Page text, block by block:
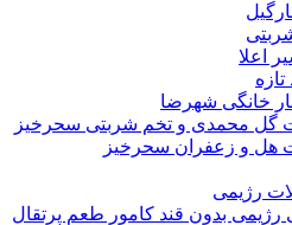
اعلا
خانگی شهرضا
گل محمدی و تخم شربتی سحرخیز
هل و زعفران سحرخیز
رژیمی
رژیمی بدون قند کامور طعم پرتقال